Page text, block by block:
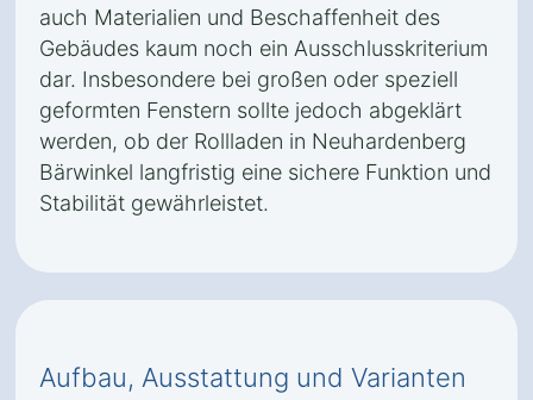
auch Materialien und Beschaffenheit des
Gebäudes kaum noch ein Ausschlusskriterium
dar. Insbesondere bei großen oder speziell
geformten Fenstern sollte jedoch abgeklärt
werden, ob der Rollladen in Neuhardenberg
Bärwinkel langfristig eine sichere Funktion und
Stabilität gewährleistet.
Aufbau, Ausstattung und Varianten